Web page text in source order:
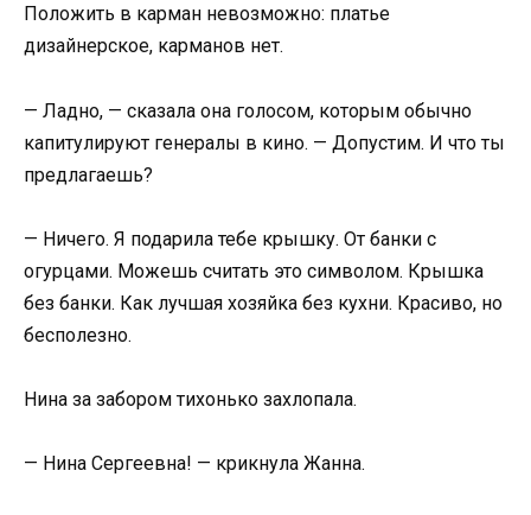
Положить в карман невозможно: платье
дизайнерское, карманов нет.
— Ладно, — сказала она голосом, которым обычно
капитулируют генералы в кино. — Допустим. И что ты
предлагаешь?
— Ничего. Я подарила тебе крышку. От банки с
огурцами. Можешь считать это символом. Крышка
без банки. Как лучшая хозяйка без кухни. Красиво, но
бесполезно.
Нина за забором тихонько захлопала.
— Нина Сергеевна! — крикнула Жанна.